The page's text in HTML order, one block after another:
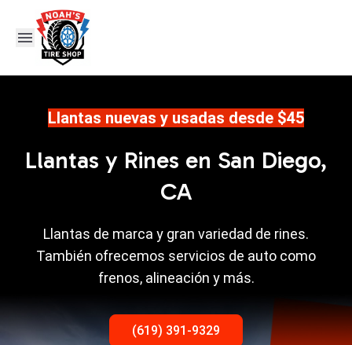
Llantas nuevas y usadas desde $45
Llantas y Rines en San Diego,
CA
Llantas de marca y gran variedad de rines.
También ofrecemos servicios de auto como
frenos, alineación y más.
(619) 391-9329